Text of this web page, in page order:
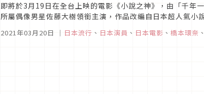
即將於3月19日在全台上映的電影《小說之神》，由「千年
所屬偶像男星佐藤大樹領銜主演，作品改編自日本超人氣
2021年03月20日 ｜ 日本流行 、 日本演員 、 日本電影 、 橋本環奈 、